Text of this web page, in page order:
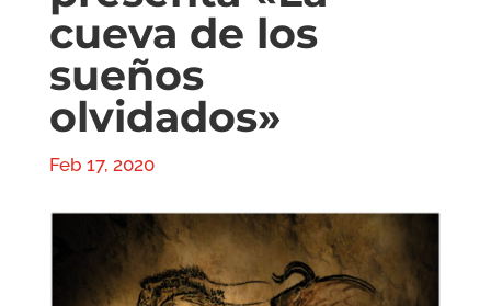
cueva de los
sueños
olvidados»
Feb 17, 2020